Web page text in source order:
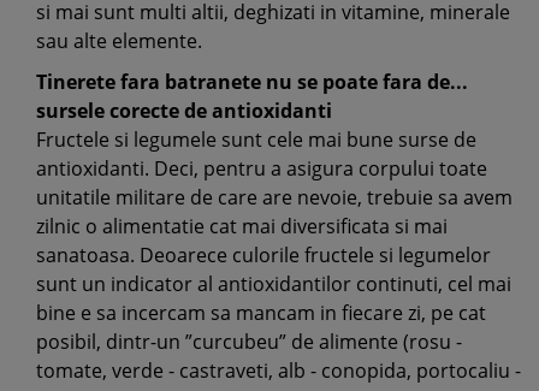
si mai sunt multi altii, deghizati in vitamine, minerale
sau alte elemente.
Tinerete fara batranete nu se poate fara de...
sursele corecte de antioxidanti
Fructele si legumele sunt cele mai bune surse de
antioxidanti. Deci, pentru a asigura corpului toate
unitatile militare de care are nevoie, trebuie sa avem
zilnic o alimentatie cat mai diversificata si mai
sanatoasa. Deoarece culorile fructele si legumelor
sunt un indicator al antioxidantilor continuti, cel mai
bine e sa incercam sa mancam in fiecare zi, pe cat
posibil, dintr-un ”curcubeu” de alimente (rosu -
tomate, verde - castraveti, alb - conopida, portocaliu -